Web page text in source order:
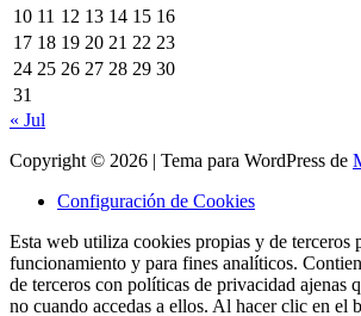
10 11 12 13 14 15 16
17 18 19 20 21 22 23
24 25 26 27 28 29 30
31
« Jul
Copyright © 2026 | Tema para WordPress de
Configuración de Cookies
Esta web utiliza cookies propias y de terceros
funcionamiento y para fines analíticos.
de terceros con políticas de privacidad ajenas
no cuando accedas a ellos. Al hacer clic en el